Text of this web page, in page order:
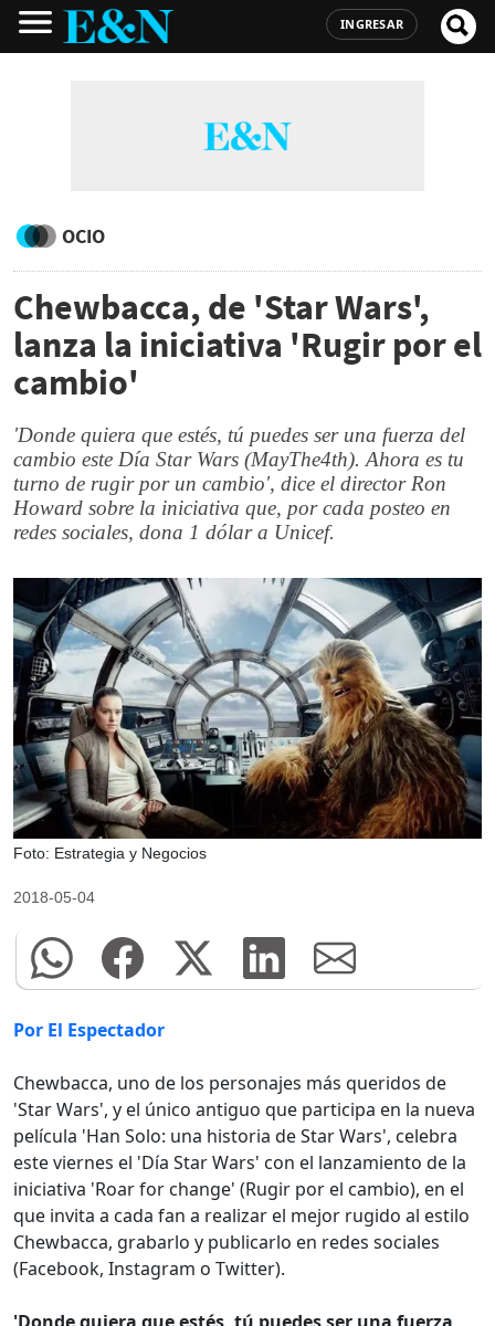
INGRESAR
OCIO
Chewbacca, de 'Star Wars',
lanza la iniciativa 'Rugir por el
cambio'
'Donde quiera que estés, tú puedes ser una fuerza del
cambio este Día Star Wars (MayThe4th). Ahora es tu
turno de rugir por un cambio', dice el director Ron
Howard sobre la iniciativa que, por cada posteo en
redes sociales, dona 1 dólar a Unicef.
Foto: Estrategia y Negocios
2018-05-04
Por El Espectador
Chewbacca, uno de los personajes más queridos de
'Star Wars', y el único antiguo que participa en la nueva
película 'Han Solo: una historia de Star Wars', celebra
este viernes el 'Día Star Wars' con el lanzamiento de la
iniciativa 'Roar for change' (Rugir por el cambio), en el
que invita a cada fan a realizar el mejor rugido al estilo
Chewbacca, grabarlo y publicarlo en redes sociales
(Facebook, Instagram o Twitter).